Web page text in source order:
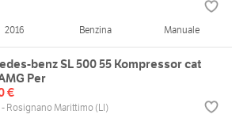
2016 Benzina Manuale
benz SL 500 55 Kompressor cat
Per
€
- Rosignano Marittimo (LI)